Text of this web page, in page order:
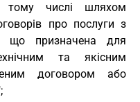
тому числі шляхом
про послуги з
що призначена для
та якісним
договором або